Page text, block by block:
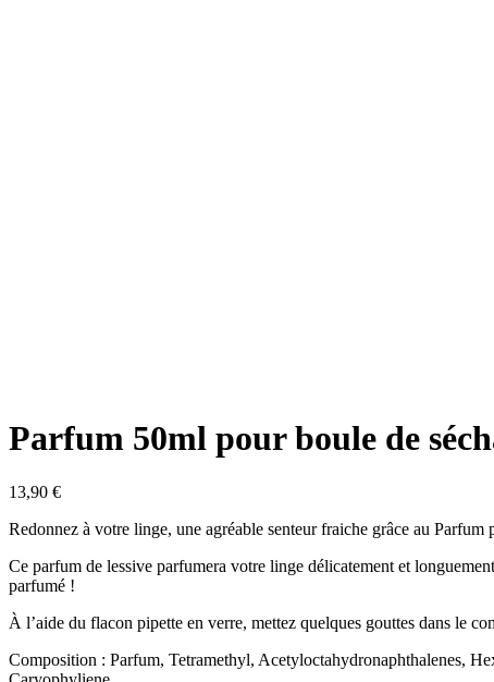
Parfum 50ml pour boule de
13,90 €
Redonnez à votre linge, une agréable senteur fraiche grâce au
Ce parfum de lessive parfumera votre linge délicatement et
parfumé !
À l’aide du flacon pipette en verre, mettez quelques gouttes dans le
Composition : Parfum, Tetramethyl, Acetyloctahydronaphthalenes,